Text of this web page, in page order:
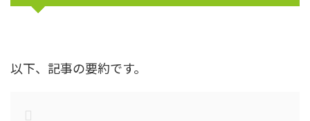
以下、記事の要約です。